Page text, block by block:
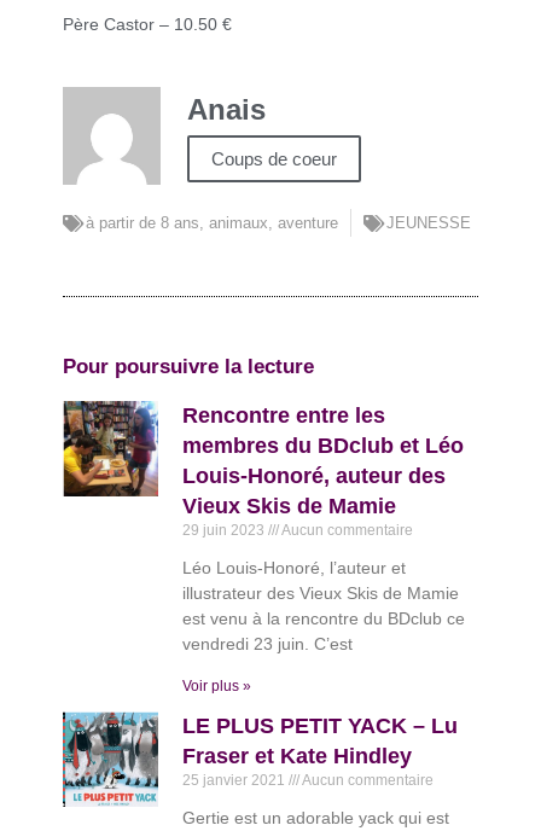
Père Castor – 10.50 €
Anais
Coups de coeur
à partir de 8 ans,animaux,aventure JEUNESSE
Pour poursuivre la lecture
Rencontre entre les
membres du BDclub et Léo
Louis-Honoré, auteur des
Vieux Skis de Mamie
29 juin 2023 Aucun commentaire
Léo Louis-Honoré, l’auteur et
illustrateur des Vieux Skis de Mamie
est venu à la rencontre du BDclub ce
vendredi 23 juin. C’est
Voir plus »
LE PLUS PETIT YACK – Lu
Fraser et Kate Hindley
25 janvier 2021 Aucun commentaire
Gertie est un adorable yack qui est